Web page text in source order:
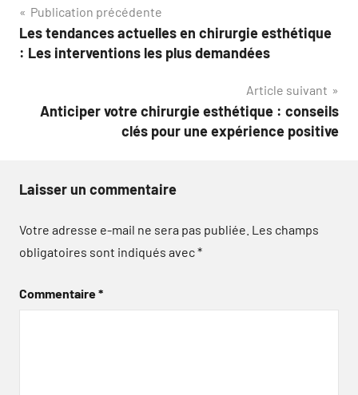
Navigation
de
Publication précédente
Les tendances actuelles en chirurgie esthétique
: Les interventions les plus demandées
Article suivant
Anticiper votre chirurgie esthétique : conseils
clés pour une expérience positive
Laisser un commentaire
Votre adresse e-mail ne sera pas publiée. Les champs
obligatoires sont indiqués avec*
Commentaire*